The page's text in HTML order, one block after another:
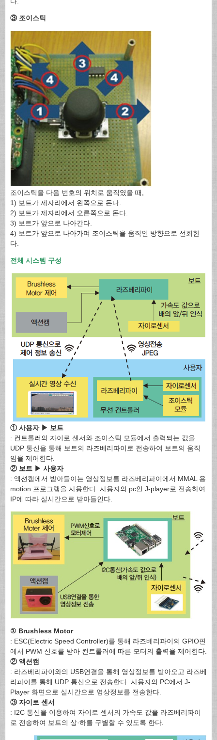
③ 조이스틱
조이스틱을 다음 번호의 위치로 움직였을 때,
1) 보트가 제자리에서 왼쪽으로 돈다.
2) 보트가 제자리에서 오른쪽으로 돈다.
3) 보트가 앞으로 나아간다.
4) 보트가 앞으로 나아가며 조이스틱을 움직인 방향으로 선회한
다.
전체 시스템 구성
① 사용자 ▶ 보트
: 컨트롤러의 자이로 센서와 조이스틱 모듈에서 출력되는 값을
UDP 통신을 통해 보트의 라즈베리파이로 전송하여 보트의 움직
임을 제어한다.
② 보트 ▶ 사용자
: 액션캠에서 받아들이는 영상정보를 라즈베리파이에서 MMAL 용
motion 프로그램을 사용한다. 사용자의 pc인 J-player로 전송하여
IP에 따라 실시간으로 받아들인다.
① Brushless Motor
: ESC(Electric Speed Controller)를 통해 라즈베리파이의 GPIO핀
에서 PWM 신호를 받아 컨트롤러에 따른 모터의 출력을 제어한다.
② 액션캠
: 라즈베리파이와의 USB연결을 통해 영상정보를 받아오고 라즈베
리파이를 통해 UDP 통신으로 전송한다. 사용자의 PC에서 J-
Player 화면으로 실시간으로 영상정보를 전송한다.
③ 자이로 센서
: I2C 통신을 이용하여 자이로 센서의 가속도 값을 라즈베리파이
로 전송하여 보트의 상·하를 구별할 수 있도록 한다.